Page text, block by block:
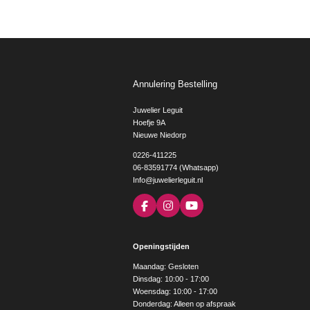
Annulering Bestelling
Juwelier Leguit
Hoefje 9A
Nieuwe Niedorp
0226-411225
06-83591774 (Whatsapp)
Info@juwelierleguit.nl
F
a
b
o
k
I
n
a
g
r
a
m
Y
o
e
Openingstijden
Maandag: Gesloten
Dinsdag: 10:00 - 17:00
Woensdag: 10:00 - 17:00
Donderdag: Alleen op afspraak